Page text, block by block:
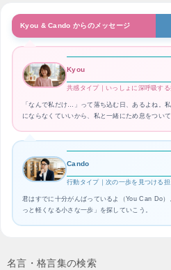
Kyou & Cando からのメッセージ
Kyou
共感タイプ｜いっしょに深呼吸する
「なんで私だけ…」って落ち込む日、あるよね。
にならなくていいから、私と一緒にため息をつい
Cando
行動タイプ｜次の一歩を見つける担
君はすでに十分がんばっているよ（You Can Do
っと軽くなる小さな一歩」を探していこう。
名言・格言集の検索